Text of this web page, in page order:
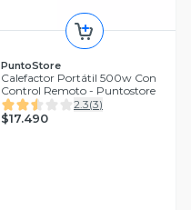
PuntoStore
Calefactor Portátil 500w Con
Control Remoto - Puntostore
2.3(3)
$17.490